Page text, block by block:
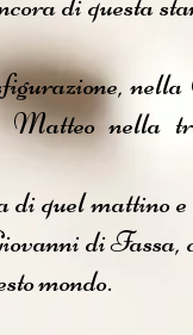
Matteo nella
quel mattino
di Fassa,
mondo.